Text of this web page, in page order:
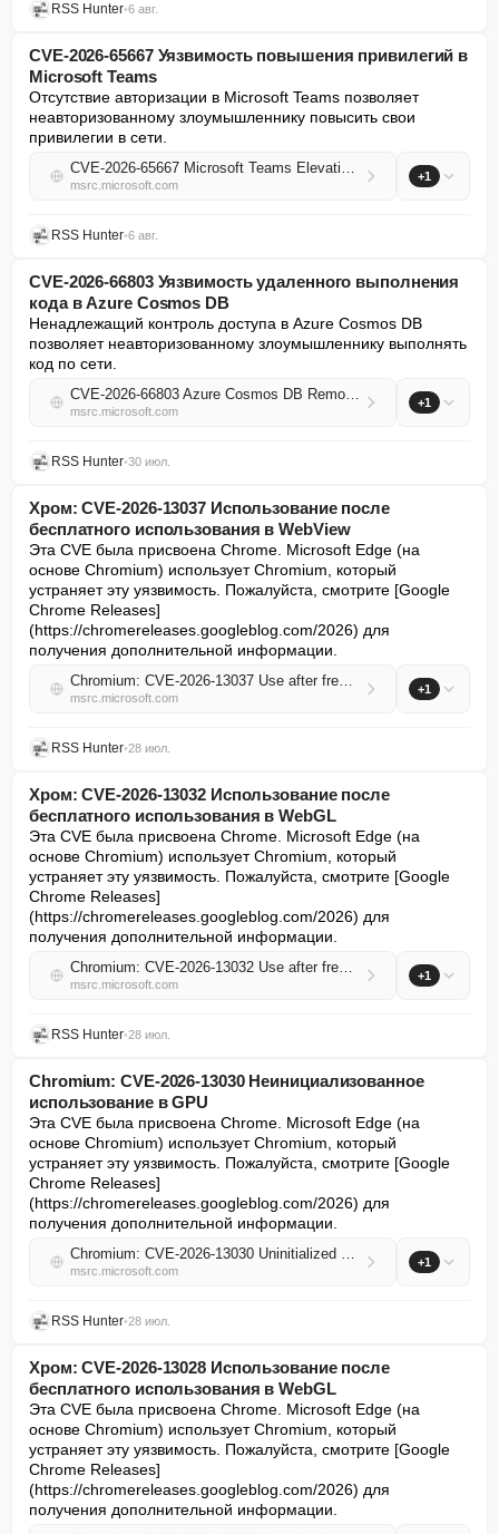
RSS Hunter•6 авг.
CVE-2026-65667 Уязвимость повышения привилегий в
Microsoft Teams
Отсутствие авторизации в Microsoft Teams позволяет
неавторизованному злоумышленнику повысить свои
привилегии в сети.
CVE-2026-65667 Microsoft Teams Elevation of Privilege Vulnerability
msrc.microsoft.com
+1
RSS Hunter•6 авг.
CVE-2026-66803 Уязвимость удаленного выполнения
кода в Azure Cosmos DB
Ненадлежащий контроль доступа в Azure Cosmos DB
позволяет неавторизованному злоумышленнику выполнять
код по сети.
CVE-2026-66803 Azure Cosmos DB Remote Code Execution Vulnerability
msrc.microsoft.com
+1
RSS Hunter•30 июл.
Хром: CVE-2026-13037 Использование после
бесплатного использования в WebView
Эта CVE была присвоена Chrome. Microsoft Edge (на
основе Chromium) использует Chromium, который
устраняет эту уязвимость. Пожалуйста, смотрите [Google
Chrome Releases]
(https://chromereleases.googleblog.com/2026) для
получения дополнительной информации.
Chromium: CVE-2026-13037 Use after free in WebView
msrc.microsoft.com
+1
RSS Hunter•28 июл.
Хром: CVE-2026-13032 Использование после
бесплатного использования в WebGL
Эта CVE была присвоена Chrome. Microsoft Edge (на
основе Chromium) использует Chromium, который
устраняет эту уязвимость. Пожалуйста, смотрите [Google
Chrome Releases]
(https://chromereleases.googleblog.com/2026) для
получения дополнительной информации.
Chromium: CVE-2026-13032 Use after free in WebGL
msrc.microsoft.com
+1
RSS Hunter•28 июл.
Chromium: CVE-2026-13030 Неинициализованное
использование в GPU
Эта CVE была присвоена Chrome. Microsoft Edge (на
основе Chromium) использует Chromium, который
устраняет эту уязвимость. Пожалуйста, смотрите [Google
Chrome Releases]
(https://chromereleases.googleblog.com/2026) для
получения дополнительной информации.
Chromium: CVE-2026-13030 Uninitialized Use in GPU
msrc.microsoft.com
+1
RSS Hunter•28 июл.
Хром: CVE-2026-13028 Использование после
бесплатного использования в WebGL
Эта CVE была присвоена Chrome. Microsoft Edge (на
основе Chromium) использует Chromium, который
устраняет эту уязвимость. Пожалуйста, смотрите [Google
Chrome Releases]
(https://chromereleases.googleblog.com/2026) для
получения дополнительной информации.